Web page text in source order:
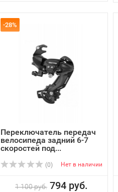
-28%
Переключатель передач
велосипеда задний 6-7
скоростей под...
(0) Нет в наличии
1 100 руб. 794 руб.